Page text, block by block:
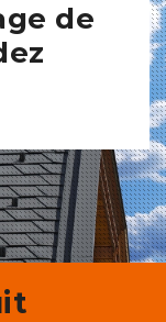
de